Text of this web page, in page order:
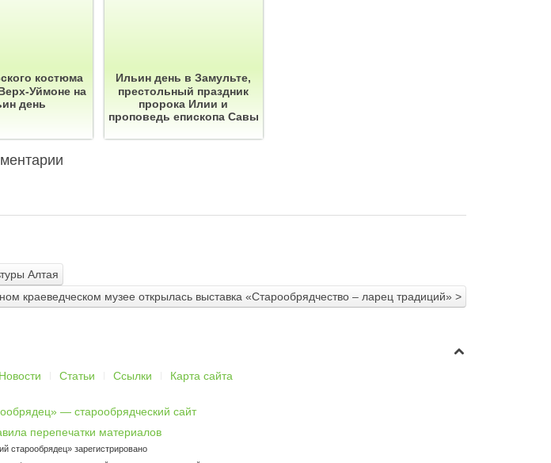
костюма
Уймоне на
день
Ильин день в Замульте,
престольный праздник
пророка Илии и
проповедь епископа Савы
Алтая
краеведческом музее открылась выставка «Старообрядчество – ларец традиций» >
Новости Статьи Ссылки Карта сайта
— старообрядческий сайт
перепечатки материалов
старообрядец» зарегистрировано